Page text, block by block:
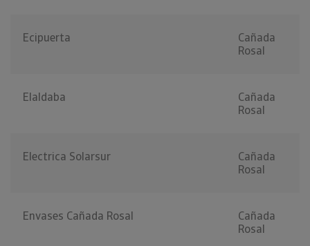
Ecipuerta
Cañada
Rosal
Elaldaba
Cañada
Rosal
Electrica Solarsur
Cañada
Rosal
Envases Cañada Rosal
Cañada
Rosal